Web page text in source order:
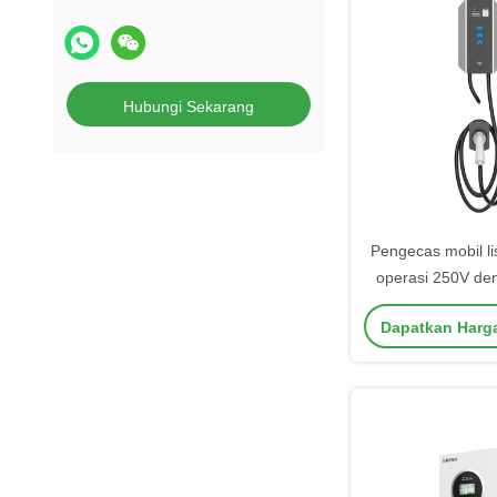
Hubungi Sekarang
Pengecas mobil
operasi 250V
konversi ≥99%
16A/
Dapatkan